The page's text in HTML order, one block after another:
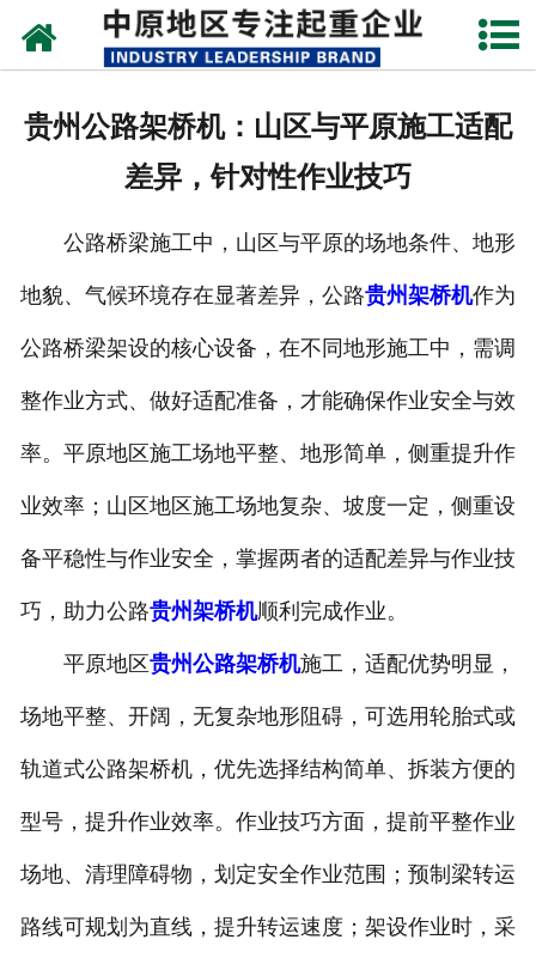
网站首页
企业视频
成功案例
联系我们
贵州公路架桥机：山区与平原施工适配
差异，针对性作业技巧
公路桥梁施工中，山区与平原的场地条件、地形
地貌、气候环境存在显著差异，公路贵州架桥机作为
公路桥梁架设的核心设备，在不同地形施工中，需调
整作业方式、做好适配准备，才能确保作业安全与效
率。平原地区施工场地平整、地形简单，侧重提升作
业效率；山区地区施工场地复杂、坡度一定，侧重设
备平稳性与作业安全，掌握两者的适配差异与作业技
巧，助力公路贵州架桥机顺利完成作业。
平原地区贵州公路架桥机施工，适配优势明显，
场地平整、开阔，无复杂地形阻碍，可选用轮胎式或
轨道式公路架桥机，优先选择结构简单、拆装方便的
型号，提升作业效率。作业技巧方面，提前平整作业
场地、清理障碍物，划定安全作业范围；预制梁转运
路线可规划为直线，提升转运速度；架设作业时，采